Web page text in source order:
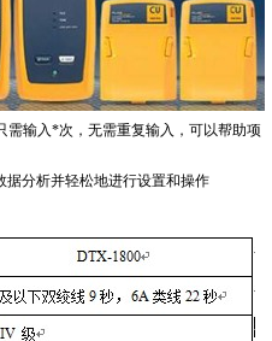
需输入*次，无需重复输入，可以帮助项
据分析并轻松地进行设置和操作